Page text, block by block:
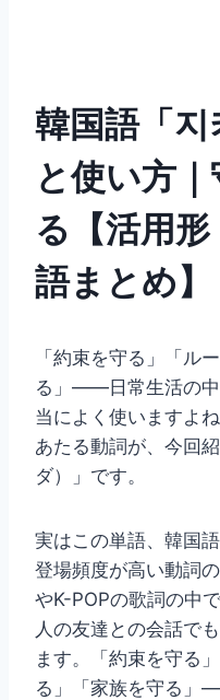
韓国語「
と使い方
る【活用
語まとめ】
「約束を守る」「ル
る」——日常生活の中
当によく使いますよ
あたる動詞が、今回
ダ）」です。
実はこの単語、韓国
登場頻度が高い動詞
やK-POPの歌詞の中
人の友達との会話で
ます。「約束を守る
る」「家族を守る」